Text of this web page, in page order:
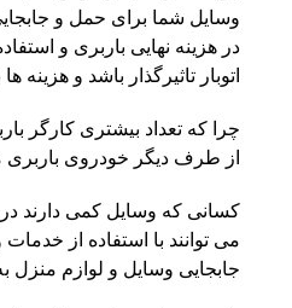
وسایل شما برای حمل و
در هزینه نهایی باربری و
اتوبار تاثیرگذار باشد و هزینه ها
چرا که تعداد بیشتری کارگر
از طرف دیگر خودروی باربری
کسانی که وسایل کمی دارند در
می توانند با استفاده از خدمات
جابجایی وسایل و لوازم منزل